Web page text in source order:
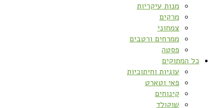
מנות עיקריות
מרקים
צמחוני
ממרחים ורטבים
פסטה
כל המתוקים
עוגיות וחיתוכיות
פאי וטארט
קינוחים
שוקולד